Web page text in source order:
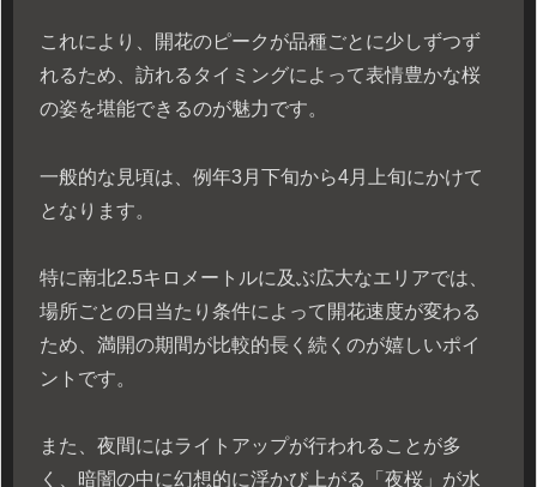
これにより、開花のピークが品種ごとに少しずつず
れるため、訪れるタイミングによって表情豊かな桜
の姿を堪能できるのが魅力です。
一般的な見頃は、例年3月下旬から4月上旬にかけて
となります。
特に南北2.5キロメートルに及ぶ広大なエリアでは、
場所ごとの日当たり条件によって開花速度が変わる
ため、満開の期間が比較的長く続くのが嬉しいポイ
ントです。
また、夜間にはライトアップが行われることが多
く、暗闇の中に幻想的に浮かび上がる「夜桜」が水